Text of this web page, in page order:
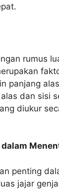
rumus
panjang
dan sisi
diukur
penting
jajar